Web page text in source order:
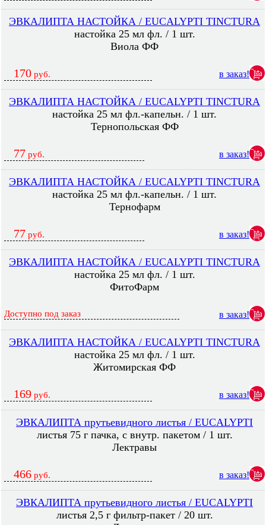
ЭВКАЛИПТА НАСТОЙКА / EUCALYPTI TINCTURA
настойка 25 мл фл. / 1 шт.
Виола ФФ
170 руб. в заказ!
ЭВКАЛИПТА НАСТОЙКА / EUCALYPTI TINCTURA
настойка 25 мл фл.-капельн. / 1 шт.
Тернопольская ФФ
77 руб. в заказ!
ЭВКАЛИПТА НАСТОЙКА / EUCALYPTI TINCTURA
настойка 25 мл фл.-капельн. / 1 шт.
Тернофарм
77 руб. в заказ!
ЭВКАЛИПТА НАСТОЙКА / EUCALYPTI TINCTURA
настойка 25 мл фл. / 1 шт.
ФитоФарм
Доступно под заказ в заказ!
ЭВКАЛИПТА НАСТОЙКА / EUCALYPTI TINCTURA
настойка 25 мл фл. / 1 шт.
Житомирская ФФ
169 руб. в заказ!
ЭВКАЛИПТА прутьевидного листья / EUCALYPTI
листья 75 г пачка, с внутр. пакетом / 1 шт.
Лектравы
466 руб. в заказ!
ЭВКАЛИПТА прутьевидного листья / EUCALYPTI
листья 2,5 г фильтр-пакет / 20 шт.